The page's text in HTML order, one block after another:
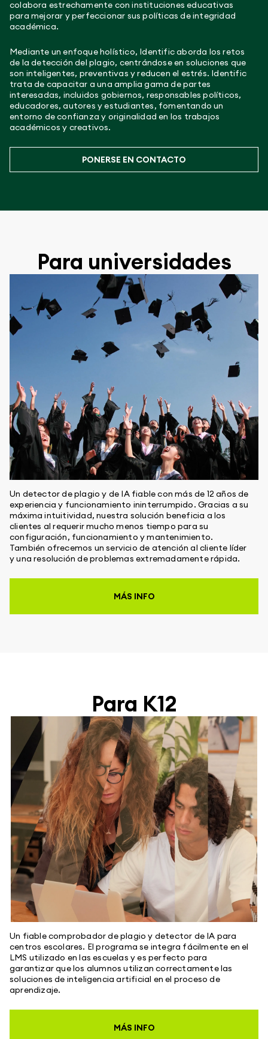
colabora estrechamente con instituciones educativas
para mejorar y perfeccionar sus políticas de integridad
académica.
Mediante un enfoque holístico, Identific aborda los retos
de la detección del plagio, centrándose en soluciones que
son inteligentes, preventivas y reducen el estrés. Identific
trata de capacitar a una amplia gama de partes
interesadas, incluidos gobiernos, responsables políticos,
educadores, autores y estudiantes, fomentando un
entorno de confianza y originalidad en los trabajos
académicos y creativos.
PONERSE EN CONTACTO
Para universidades
Un detector de plagio y de IA fiable con más de 12 años de
experiencia y funcionamiento ininterrumpido. Gracias a su
máxima intuitividad, nuestra solución beneficia a los
clientes al requerir mucho menos tiempo para su
configuración, funcionamiento y mantenimiento.
También ofrecemos un servicio de atención al cliente líder
y una resolución de problemas extremadamente rápida.
MÁS INFO
Para K12
Un fiable comprobador de plagio y detector de IA para
centros escolares. El programa se integra fácilmente en el
LMS utilizado en las escuelas y es perfecto para
garantizar que los alumnos utilizan correctamente las
soluciones de inteligencia artificial en el proceso de
aprendizaje.
MÁS INFO